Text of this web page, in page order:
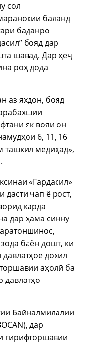
сол
баланд
баданро
бояд дар
шавад. Дар ҳеҷ
роҳ дода
аз яхдон, бояд
як вояи он
6, 11, 16
ташкил медиҳад»,
«Гардасил»
чап ё рост,
карда
дар ҳама синну
баён дошт, ки
дохил
аҳолӣ ба
давлатҳо
Байналмилалии
дар
гирифторшавии